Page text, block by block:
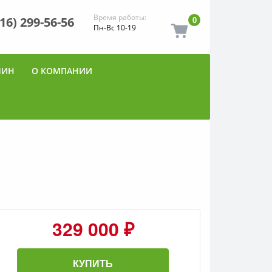
0
299-56-56
Время работы:
Пн-Вс 10-19
О КОМПАНИИ
329 000 ₽
КУПИТЬ